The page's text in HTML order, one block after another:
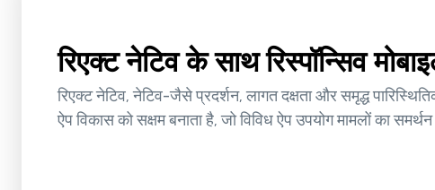
रिएक्ट नेटिव के साथ रिस्पॉन्सिव
रिएक्ट नेटिव, नेटिव-जैसे प्रदर्शन, लागत दक्षता और समृद्ध
ऐप विकास को सक्षम बनाता है, जो विविध ऐप उपयोग मामलों का